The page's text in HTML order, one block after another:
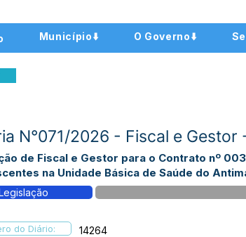
Município⬇️ O Governo⬇️
N°071/2026 - Fiscal e
de Fiscal e Gestor para o Contrato nº
na Unidade Básica de Saúde do
do Diário: 14264